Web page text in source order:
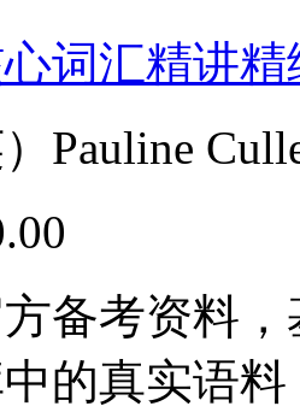
词汇精讲精
Pauline
备考资料
的真实语